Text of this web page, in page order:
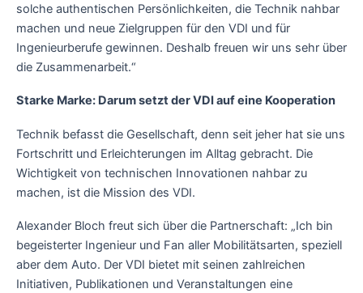
solche authentischen Persönlichkeiten, die Technik nahbar
machen und neue Zielgruppen für den VDI und für
Ingenieurberufe gewinnen. Deshalb freuen wir uns sehr über
die Zusammenarbeit.“
Starke Marke: Darum setzt der VDI auf eine Kooperation
Technik befasst die Gesellschaft, denn seit jeher hat sie uns
Fortschritt und Erleichterungen im Alltag gebracht. Die
Wichtigkeit von technischen Innovationen nahbar zu
machen, ist die Mission des VDI.
Alexander Bloch freut sich über die Partnerschaft: „Ich bin
begeisterter Ingenieur und Fan aller Mobilitätsarten, speziell
aber dem Auto. Der VDI bietet mit seinen zahlreichen
Initiativen, Publikationen und Veranstaltungen eine